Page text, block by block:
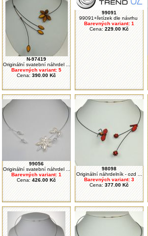
N-97419
Originální svatební náhrdel ...
Barevných variant: 5
Cena: 390.00 Kč
99091
99091+řetízek dle návrhu
Barevných variant: 1
Cena: 229.00 Kč
99056
Originální svatební náhrdel ...
Barevných variant: 1
Cena: 426.00 Kč
98098
Originální náhrdelník - ozd ...
Barevných variant: 3
Cena: 377.00 Kč